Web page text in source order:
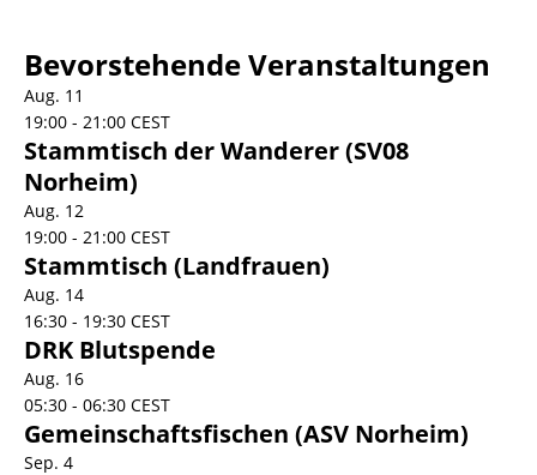
Bevorstehende Veranstaltungen
Aug. 11
19:00 - 21:00 CEST
Stammtisch der Wanderer (SV08
Norheim)
Aug. 12
19:00 - 21:00 CEST
Stammtisch (Landfrauen)
Aug. 14
16:30 - 19:30 CEST
DRK Blutspende
Aug. 16
05:30 - 06:30 CEST
Gemeinschaftsfischen (ASV Norheim)
Sep. 4